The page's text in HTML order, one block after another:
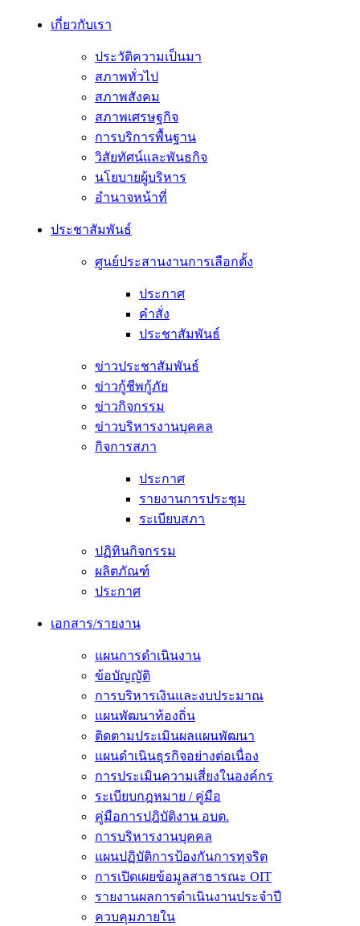
เกี่ยวกับเรา
ประวัติความเป็นมา
สภาพทั่วไป
สภาพสังคม
สภาพเศรษฐกิจ
การบริการพื้นฐาน
วิสัยทัศน์และพันธกิจ
นโยบายผู้บริหาร
อํานาจหน้าที่
ประชาสัมพันธ์
ศูนย์ประสานงานการเลือกตั้ง
ประกาศ
คำสั่ง
ประชาสัมพันธ์
ข่าวประชาสัมพันธ์
ข่าวกู้ชีพกู้ภัย
ข่าวกิจกรรม
ข่าวบริหารงานบุคคล
กิจการสภา
ประกาศ
รายงานการประชุม
ระเบียบสภา
ปฏิทินกิจกรรม
ผลิตภัณฑ์
ประกาศ
เอกสาร/รายงาน
แผนการดำเนินงาน
ข้อบัญญัติ
การบริหารเงินและงบประมาณ
แผนพัฒนาท้องถิ่น
ติดตามประเมินผลแผนพัฒนา
แผนดำเนินธุรกิจอย่างต่อเนื่อง
การประเมินความเสี่ยงในองค์กร
ระเบียบกฎหมาย / คู่มือ
คู่มือการปฎิบัติงาน อบต.
การบริหารงานบุคคล
แผนปฏิบัติการป้องกันการทุจริต
การเปิดเผยข้อมูลสาธารณะ OIT
รายงานผลการดำเนินงานประจำปี
ควบคุมภายใน